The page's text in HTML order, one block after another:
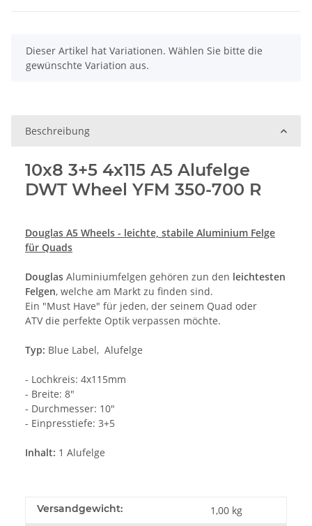
x
Dieser Artikel hat Variationen. Wählen Sie bitte die
gewünschte Variation aus.
Beschreibung
10x8 3+5 4x115 A5 Alufelge
DWT Wheel YFM 350-700 R
Douglas A5 Wheels - leichte, stabile Aluminium Felge
für Quads
Douglas Aluminiumfelgen gehören zun den leichtesten
Felgen, welche am Markt zu finden sind.
Ein "Must Have" für jeden, der seinem Quad oder
ATV die perfekte Optik verpassen möchte.
Typ: Blue Label, Alufelge
- Lochkreis: 4x115mm
- Breite: 8"
- Durchmesser: 10"
- Einpresstiefe: 3+5
Inhalt: 1 Alufelge
Versandgewicht: 1,00 kg